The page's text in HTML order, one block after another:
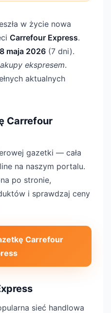
w życie nowa
Carrefour Express.
maja 2026 (7 dni).
ekspresem.
aktualnych
Carrefour
gazetki — cała
na naszym portalu.
po stronie,
i sprawdzaj ceny
Carrefour
sieć handlowa